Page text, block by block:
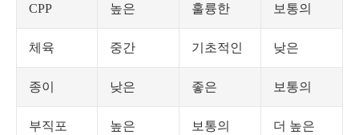
CPP 높은 훌륭한 보통의
체육 중간 기초적인 낮은
종이 낮은 좋은 보통의
부직포 높은 보통의 더 높은